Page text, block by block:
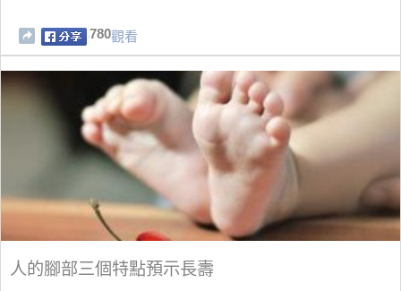
780觀看
人的腳部三個特點預示長壽